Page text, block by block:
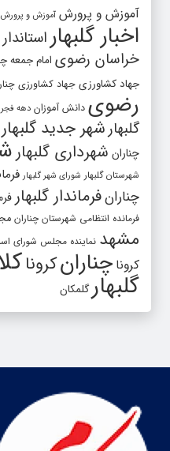
آموزش و پرورش آموزش و
اخبار گلبهار
خراسان رضوی امام جمعه
جهاد کشاورزی جهاد کشاورزی
رضوی دانش آموزان دهه فجر
گلبهار شهر جدید گلبهار
چناران شهرداری گلبهار
شهرستان گلبهار شورای شهر گلبهار
چنارانفرماندار گلبهار
فرمانده انتظامی شهرستان چناران
مشهد نماینده مجلس شورای
کرونا چنارانکرونا
گلبهار گلمکان